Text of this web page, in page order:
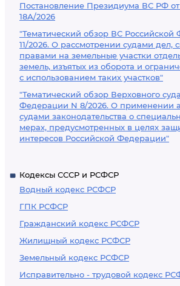
Постановление Президиума ВС РФ от
18А/2026
"Тематический обзор ВС Российской
11/2026. О рассмотрении судами дел,
правами на земельные участки
земель, изъятых из оборота и
с использованием таких участков"
"Тематический обзор Верховного
Федерации N 8/2026. О применении
судами законодательства о
мерах, предусмотренных в целях
интересов Российской Федерации"
Кодексы СССР и РСФСР
Водный кодекс РСФСР
ГПК РСФСР
Гражданский кодекс РСФСР
Жилищный кодекс РСФСР
Земельный кодекс РСФСР
Исправительно - трудовой кодекс